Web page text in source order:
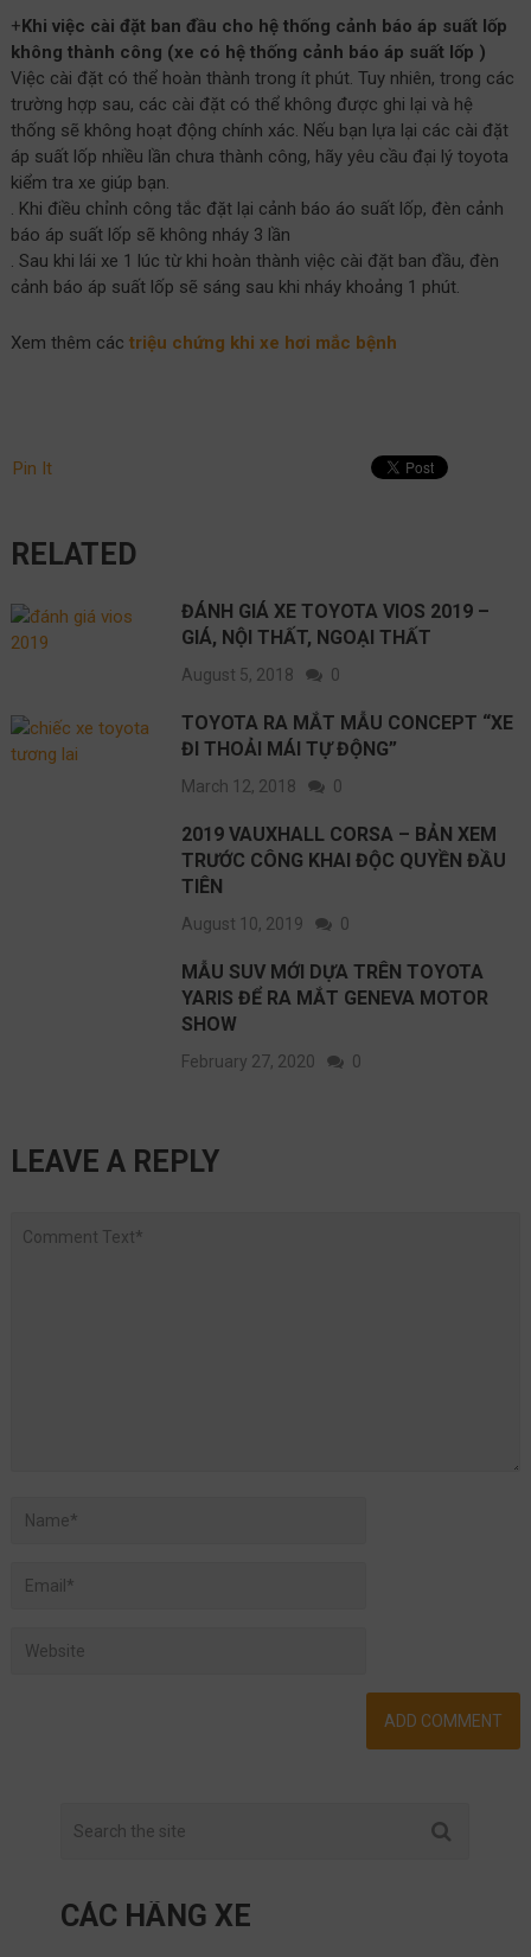
+Khi việc cài đặt ban đầu cho hệ thống cảnh báo áp suất lốp
không thành công (xe có hệ thống cảnh báo áp suất lốp )
Việc cài đặt có thể hoàn thành trong ít phút. Tuy nhiên, trong các
trường hợp sau, các cài đặt có thể không được ghi lại và hệ
thống sẽ không hoạt động chính xác. Nếu bạn lựa lại các cài đặt
áp suất lốp nhiều lần chưa thành công, hãy yêu cầu đại lý toyota
kiểm tra xe giúp bạn.
. Khi điều chỉnh công tắc đặt lại cảnh báo áo suất lốp, đèn cảnh
báo áp suất lốp sẽ không nháy 3 lần
. Sau khi lái xe 1 lúc từ khi hoàn thành việc cài đặt ban đầu, đèn
cảnh báo áp suất lốp sẽ sáng sau khi nháy khoảng 1 phút.
Xem thêm các triệu chứng khi xe hơi mắc bệnh
Pin It
RELATED
ĐÁNH GIÁ XE TOYOTA VIOS 2019 –
GIÁ, NỘI THẤT, NGOẠI THẤT
August 5, 2018 0
TOYOTA RA MẮT MẪU CONCEPT “XE
ĐI THOẢI MÁI TỰ ĐỘNG”
March 12, 2018 0
2019 VAUXHALL CORSA – BẢN XEM
TRƯỚC CÔNG KHAI ĐỘC QUYỀN ĐẦU
TIÊN
August 10, 2019 0
MẪU SUV MỚI DỰA TRÊN TOYOTA
YARIS ĐỂ RA MẮT GENEVA MOTOR
SHOW
February 27, 2020 0
LEAVE A REPLY
CÁC HÃNG XE